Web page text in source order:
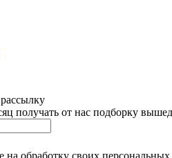
получать от нас подборку
на обработку своих